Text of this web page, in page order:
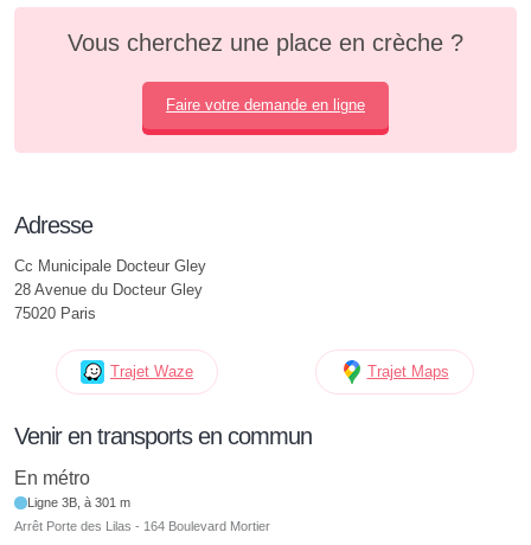
Vous cherchez une place en crèche ?
Faire votre demande en ligne
Adresse
Cc Municipale Docteur Gley
28 Avenue du Docteur Gley
75020 Paris
Trajet Waze Trajet Maps
Venir en transports en commun
En métro
Ligne 3B, à 301 m
Arrêt Porte des Lilas - 164 Boulevard Mortier